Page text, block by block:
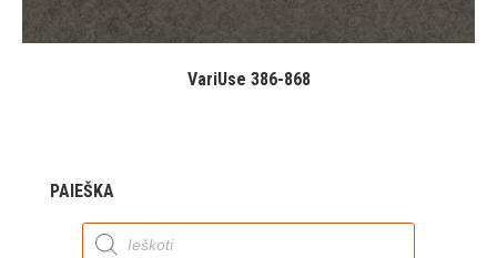
VariUse 386-868
PAIEŠKA
Products
search